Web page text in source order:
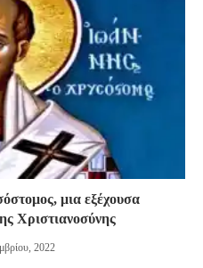
μια εξέχουσα
Χριστιανοσύνης
2022